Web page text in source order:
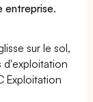
entreprise.
sur le sol,
d'exploitation
Exploitation